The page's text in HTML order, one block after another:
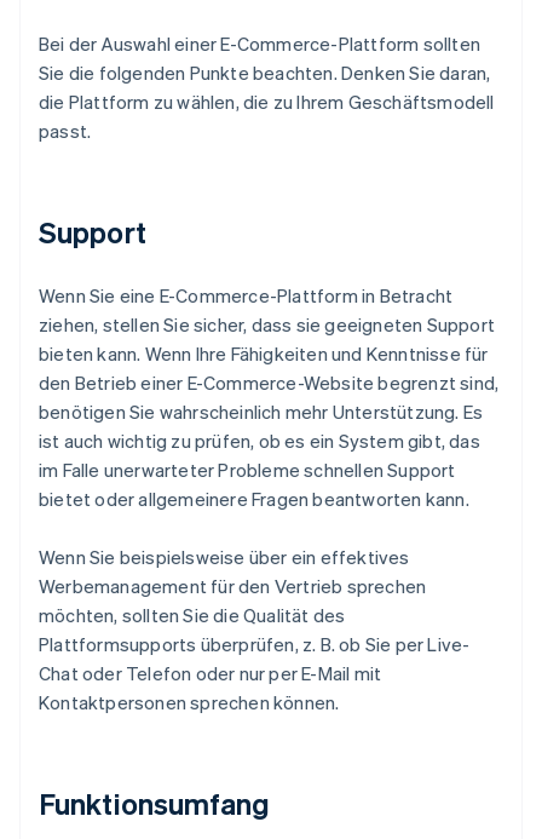
Bei der Auswahl einer E-Commerce-Plattform sollten
Sie die folgenden Punkte beachten. Denken Sie daran,
die Plattform zu wählen, die zu Ihrem Geschäftsmodell
passt.
Support
Wenn Sie eine E-Commerce-Plattform in Betracht
ziehen, stellen Sie sicher, dass sie geeigneten Support
bieten kann. Wenn Ihre Fähigkeiten und Kenntnisse für
den Betrieb einer E-Commerce-Website begrenzt sind,
benötigen Sie wahrscheinlich mehr Unterstützung. Es
ist auch wichtig zu prüfen, ob es ein System gibt, das
im Falle unerwarteter Probleme schnellen Support
bietet oder allgemeinere Fragen beantworten kann.
Wenn Sie beispielsweise über ein effektives
Werbemanagement für den Vertrieb sprechen
möchten, sollten Sie die Qualität des
Plattformsupports überprüfen, z. B. ob Sie per Live-
Chat oder Telefon oder nur per E-Mail mit
Kontaktpersonen sprechen können.
Funktionsumfang